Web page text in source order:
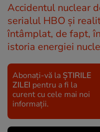
Accidentul nuclear
serialul HBO și
întâmplat, de fapt,
istoria energiei
Abonați-vă la ȘTIRILE
ZILEI pentru a fi la
curent cu cele mai noi
informații.